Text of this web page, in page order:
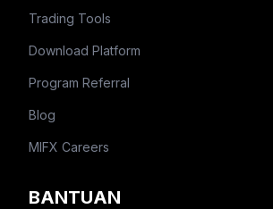
Trading Tools
Download Platform
Program Referral
Blog
MIFX Careers
BANTUAN